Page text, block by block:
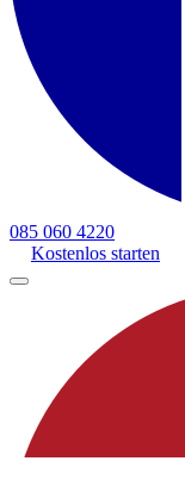
085 060 4220
Kostenlos starten